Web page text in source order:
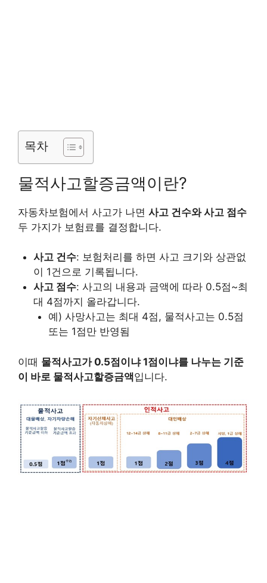
목차
물적사고할증금액이란?
자동차보험에서 사고가 나면 사고 건수와 사고 점수
두 가지가 보험료를 결정합니다.
사고 건수: 보험처리를 하면 사고 크기와 상관없
이 1건으로 기록됩니다.
사고 점수: 사고의 내용과 금액에 따라 0.5점~최
대 4점까지 올라갑니다.
예) 사망사고는 최대 4점, 물적사고는 0.5점
또는 1점만 반영됨
이때 물적사고가 0.5점이냐 1점이냐를 나누는 기준
이 바로 물적사고할증금액입니다.